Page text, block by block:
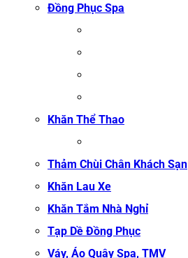
Đồng Phục Spa
Khăn Thể Thao
Thảm Chùi Chân Khách Sạn
Khăn Lau Xe
Khăn Tắm Nhà Nghỉ
Tạp Dề Đồng Phục
Váy, Áo Quây Spa, TMV